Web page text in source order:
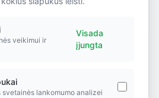
veikimui ir
Visada
įjungta
lankomumo analizei